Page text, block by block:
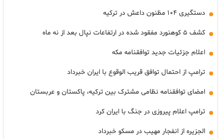
دستگیری ۱۰۴ مظنون داعش در ترکیه
کشف ۵ کوهنورد مفقود شده در ارتفاعات نپال بعد از نه ماه
اعلام جزئیات جدید توافقنامه مکه
ترامپ از احتمال توافق قریب الوقوع با ایران خبرداد
امضای توافقنامه نظامی مشترک بین ترکیه، پاکستان و عربستان
ترامپ اعلام پیروزی در جنگ با ایران کرد
الجزیره از انفجار مهیب در مسکو خبرداد